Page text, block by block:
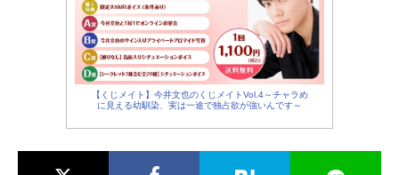
【くじメイト】今井文也のくじメイトVol.4～チャラめ
に見える幼馴染、実は一途で独占欲が強いんです～